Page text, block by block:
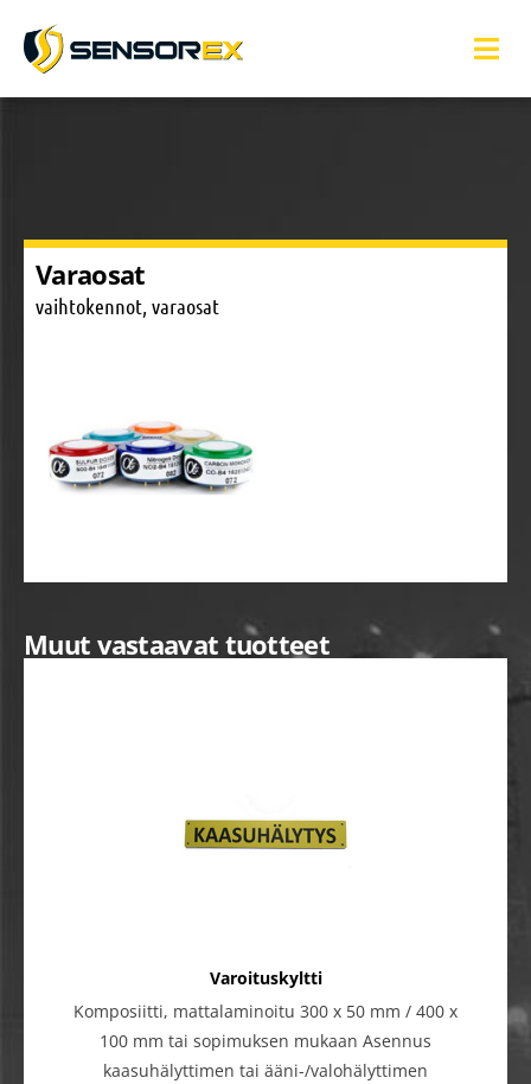
Varaosat
vaihtokennot, varaosat
Muut vastaavat tuotteet
Varoituskyltti
Komposiitti, mattalaminoitu 300 x 50 mm / 400 x
100 mm tai sopimuksen mukaan Asennus
kaasuhälyttimen tai ääni-/valohälyttimen